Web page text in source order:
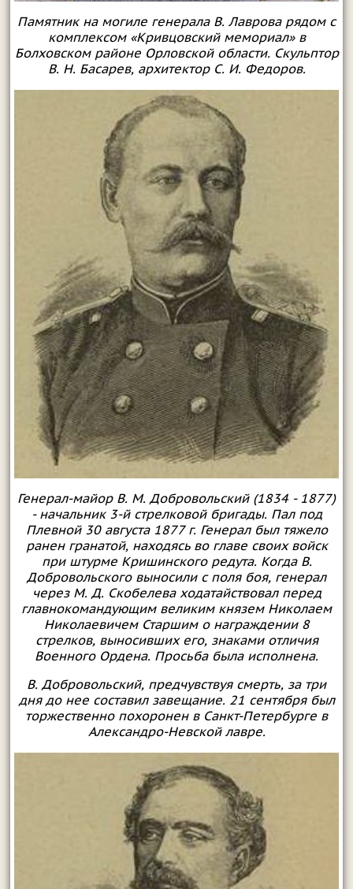
Памятник на могиле генерала В. Лаврова рядом с
комплексом «Кривцовский мемориал» в
Болховском районе Орловской области. Скульптор
В. Н. Басарев, архитектор С. И. Федоров.
Генерал-майор В. М. Добровольский (1834 - 1877)
- начальник 3-й стрелковой бригады. Пал под
Плевной 30 августа 1877 г. Генерал был тяжело
ранен гранатой, находясь во главе своих войск
при штурме Кришинского редута. Когда В.
Добровольского выносили с поля боя, генерал
через М. Д. Скобелева ходатайствовал перед
главнокомандующим великим князем Николаем
Николаевичем Старшим о награждении 8
стрелков, выносивших его, знаками отличия
Военного Ордена. Просьба была исполнена.
В. Добровольский, предчувствуя смерть, за три
дня до нее составил завещание. 21 сентября был
торжественно похоронен в Санкт-Петербурге в
Александро-Невской лавре.